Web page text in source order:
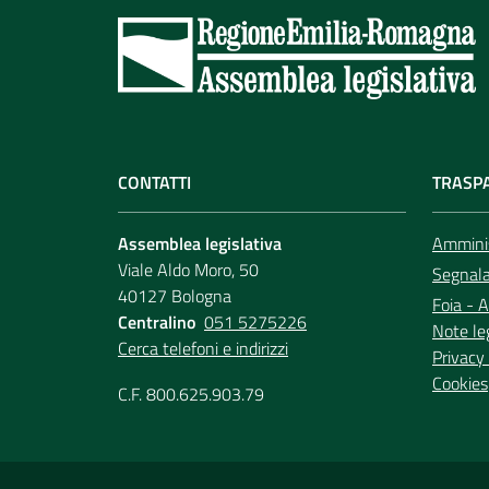
CONTATTI
Assemblea legislativa
Viale Aldo Moro, 50
40127 Bologna
Centralino 051 5275226
Cerca telefoni e indirizzi
C.F. 800.625.903.79
Foia -
Note
Cookies